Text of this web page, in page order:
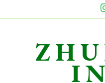
to